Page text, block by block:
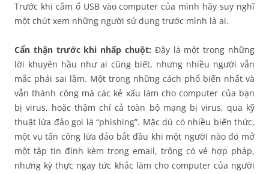
Trước khi cắm ổ USB vào computer của mình hãy suy nghĩ
một chút xem những người sử dụng trước mình là ai.
Cẩn thận trước khi nhấp chuột: Đây là một trong những
lời khuyên hầu như ai cũng biết, nhưng nhiều người vẫn
mắc phải sai lầm. Một trong những cách phổ biến nhất và
vẫn thành công mà các kẻ xấu làm cho computer của bạn
bị virus, hoặc thậm chí cả toàn bộ mạng bị virus, qua kỹ
thuật lừa đảo gọi là “phishing”. Mặc dù có nhiều biến thức,
một vụ tấn công lừa đảo bắt đầu khi một người nào đó mở
một tập tin đính kèm trong email, trông có vẻ hợp pháp,
nhưng kỳ thực ngay tức khắc làm cho computer của người